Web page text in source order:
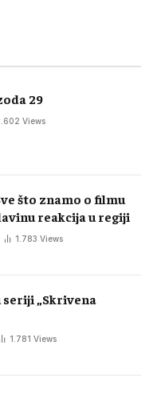
29
Views
što znamo o filmu
reakcija u regiji
1.783 Views
„Skrivena
1.781 Views